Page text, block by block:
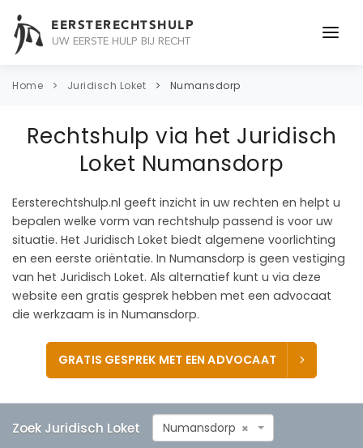
EERSTERECHTSHULP
UW EERSTE HULP BIJ RECHT
ONDERWERPEN
ADVOCAAT
CONTACT
Home Juridisch Loket Numansdorp
Rechtshulp via het Juridisch
Loket Numansdorp
Eersterechtshulp.nl geeft inzicht in uw rechten en helpt u
bepalen welke vorm van rechtshulp passend is voor uw
situatie. Het Juridisch Loket biedt algemene voorlichting
en een eerste oriëntatie. In Numansdorp is geen vestiging
van het Juridisch Loket. Als alternatief kunt u via deze
website een gratis gesprek hebben met een advocaat
die werkzaam is in Numansdorp.
GRATIS GESPREK MET EEN ADVOCAAT
Zoek Juridisch Loket ×
Numansdorp